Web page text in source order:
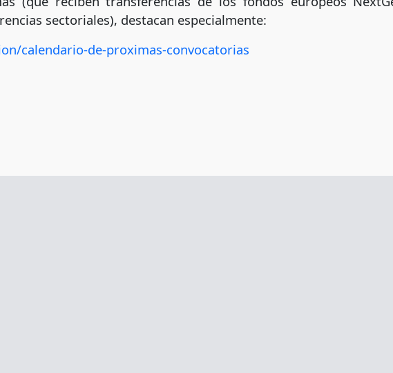
sectoriales), destacan especialmente:
calendario-de-proximas-convocatorias